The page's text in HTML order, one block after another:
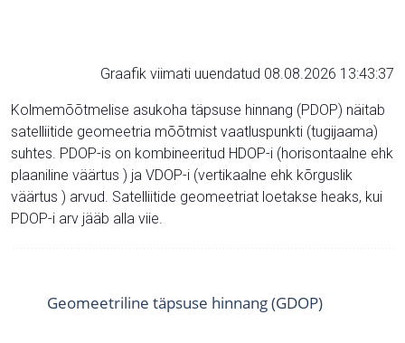
Graafik viimati uuendatud 08.08.2026 13:43:37
Kolmemõõtmelise asukoha täpsuse hinnang (PDOP) näitab
satelliitide geomeetria mõõtmist vaatluspunkti (tugijaama)
suhtes. PDOP-is on kombineeritud HDOP-i (horisontaalne ehk
plaaniline väärtus ) ja VDOP-i (vertikaalne ehk kõrguslik
väärtus ) arvud. Satelliitide geomeetriat loetakse heaks, kui
PDOP-i arv jääb alla viie.
Geomeetriline täpsuse hinnang (GDOP)